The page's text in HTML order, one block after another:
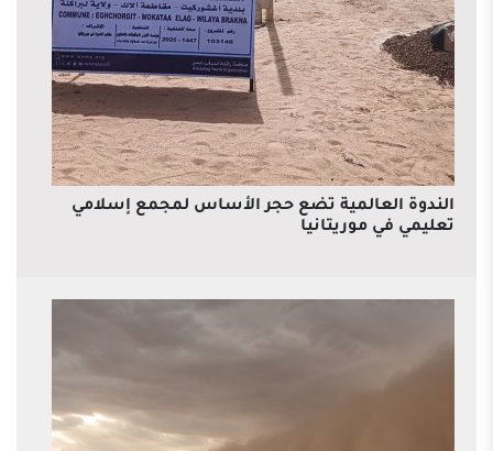
الندوة العالمية تضع حجر الأساس لمجمع إسلامي
تعليمي في موريتانيا